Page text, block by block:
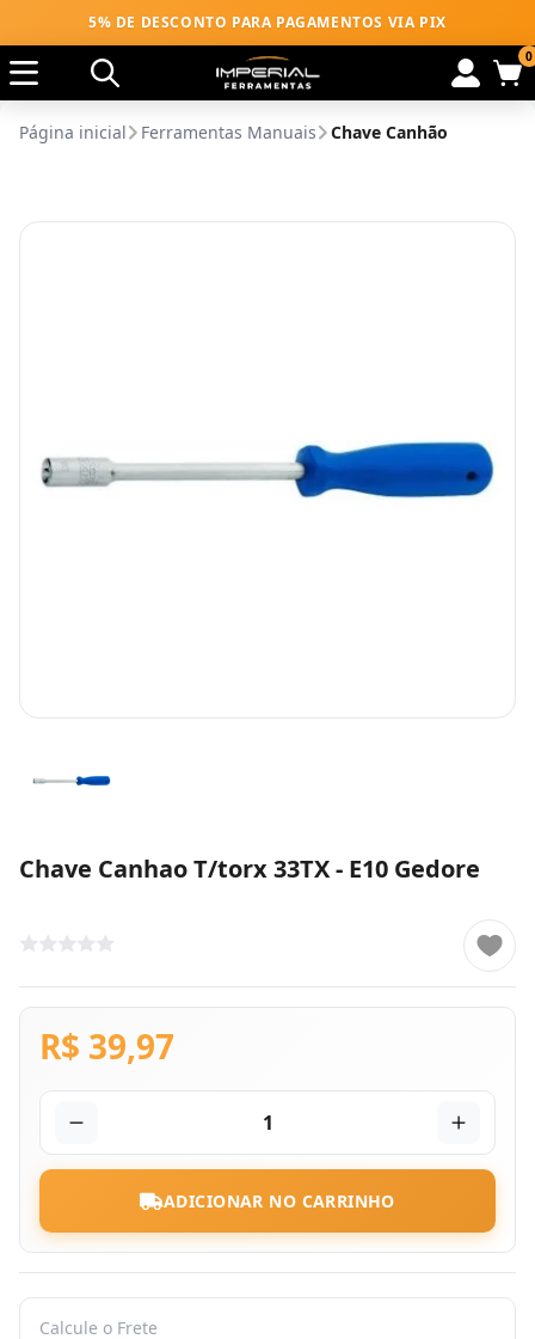
5% DE DESCONTO PARA PAGAMENTOS VIA PIX
0
Página inicial Ferramentas Manuais Chave Canhão
Chave Canhao T/torx 33TX - E10 Gedore
R$ 39,97
1
ADICIONAR NO CARRINHO